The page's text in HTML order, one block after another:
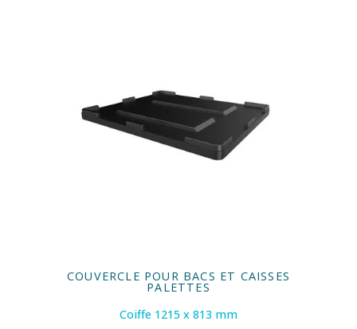
COUVERCLE POUR BACS ET CAISSES
PALETTES
Coiffe 1215 x 813 mm